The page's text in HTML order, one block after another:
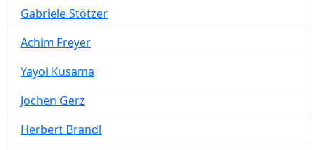
Gabriele Stötzer
Achim Freyer
Yayoi Kusama
Jochen Gerz
Herbert Brandl